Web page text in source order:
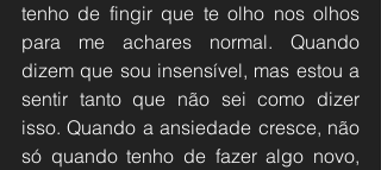
tenho de fingir que te olho nos olhos
para me achares normal. Quando
dizem que sou insensível, mas estou a
sentir tanto que não sei como dizer
isso. Quando a ansiedade cresce, não
só quando tenho de fazer algo novo,